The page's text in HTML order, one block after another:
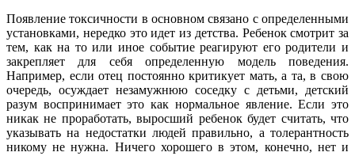
Появление токсичности в основном связано с определенными
установками, нередко это идет из детства. Ребенок смотрит за
тем, как на то или иное событие реагируют его родители и
закрепляет для себя определенную модель поведения.
Например, если отец постоянно критикует мать, а та, в свою
очередь, осуждает незамужнюю соседку с детьми, детский
разум воспринимает это как нормальное явление. Если это
никак не проработать, выросший ребенок будет считать, что
указывать на недостатки людей правильно, а толерантность
никому не нужна. Ничего хорошего в этом, конечно, нет и